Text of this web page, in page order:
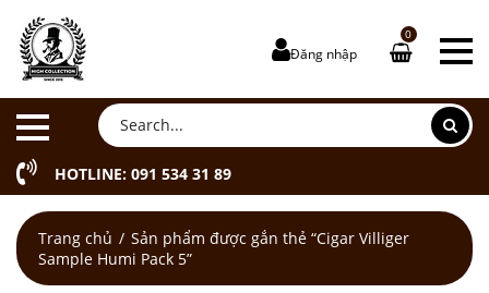
Đăng nhập
0
HOTLINE: 091 534 31 89
Trang chủ
Sản phẩm được gắn thẻ “Cigar Villiger
Sample Humi Pack 5”